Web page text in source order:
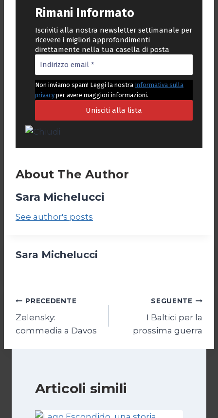
Rimani Informato
Iscriviti alla nostra newsletter settimanale per
ricevere i migliori approfondimenti
direttamente nella tua casella di posta
Non inviamo spam! Leggi la nostra Informativa sulla
privacy per avere maggiori informazioni.
About The Author
Sara Michelucci
See author's posts
Sara Michelucci
Navigazione
articoli
PRECEDENTE
Zelensky:
commedia a Davos
SEGUENTE
I Baltici per la
prossima guerra
Articoli simili